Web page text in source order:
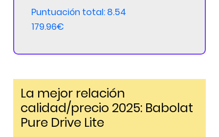
Puntuación total: 8.54
179.96€
La mejor relación
calidad/precio 2025: Babolat
Pure Drive Lite